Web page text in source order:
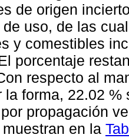
de origen
uso, de las
y comestibles
porcentaje
respecto al
la forma, 22.02
propagación
en la